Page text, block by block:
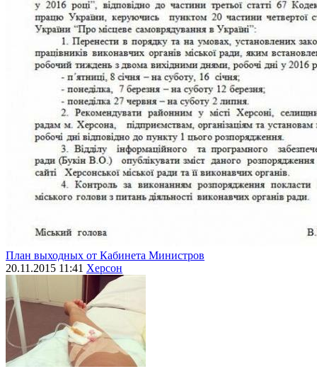
План выходных от Кабинета Министров
20.11.2015 11:41 Херсон